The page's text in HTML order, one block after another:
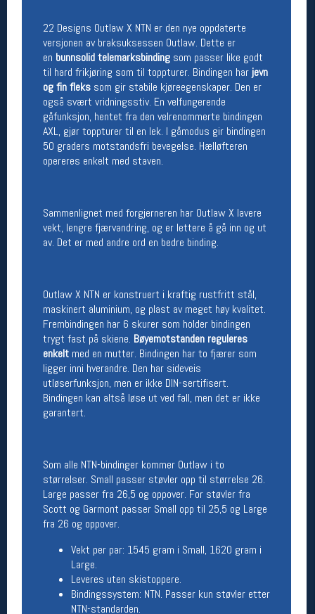
22 Designs Outlaw X NTN er den nye oppdaterte
versjonen av braksuksessen Outlaw. Dette er
en bunnsolid telemarksbinding som passer like godt
til hard frikjøring som til toppturer. Bindingen har jevn
og fin fleks som gir stabile kjøreegenskaper. Den er
også svært vridningsstiv. En velfungerende
gåfunksjon, hentet fra den velrenommerte bindingen
AXL, gjør toppturer til en lek. I gåmodus gir bindingen
50 graders motstandsfri bevegelse. Hælløfteren
opereres enkelt med staven.
Sammenlignet med forgjerneren har Outlaw X lavere
vekt, lengre fjærvandring, og er lettere å gå inn og ut
av. Det er med andre ord en bedre binding.
Outlaw X NTN er konstruert i kraftig rustfritt stål,
maskinert aluminium, og plast av meget høy kvalitet.
Frembindingen har 6 skurer som holder bindingen
trygt fast på skiene. Bøyemotstanden reguleres
enkelt med en mutter. Bindingen har to fjærer som
ligger inni hverandre. Den har sideveis
utløserfunksjon, men er ikke DIN-sertifisert.
Bindingen kan altså løse ut ved fall, men det er ikke
garantert.
Som alle NTN-bindinger kommer Outlaw i to
størrelser. Small passer støvler opp til størrelse 26.
Large passer fra 26,5 og oppover. For støvler fra
Scott og Garmont passer Small opp til 25,5 og Large
fra 26 og oppover.
Vekt per par: 1545 gram i Small, 1620 gram i
Large.
Leveres uten skistoppere.
Bindingssystem: NTN. Passer kun støvler etter
NTN-standarden.
Man-Fredag:
Lørdag:
11-16
Team Oslo Sportslager
Magasinet
Medlemstilbud og aktiviteter
MELD DEG INN GRATIS
Man-Fredag:
11-18
Lørdag:
11-16
Om verkstedet
Betingelser
Salgsbetingelser
Personsvernerklæring
Informasjonskapsler
Bærekraft
Org. nr: 976754360
Ledige stillinger
Følg oss på